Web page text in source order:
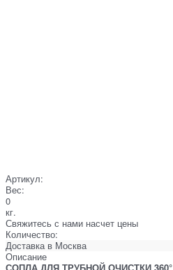
Артикул:
Вес:
0
кг.
Свяжитесь с нами насчет цены
Количество:
Доставка в Москва
Описание